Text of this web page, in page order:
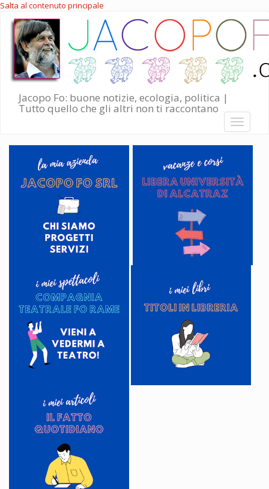
Salta al contenuto principale
Jacopo Fo: buone notizie, ecologia, politica |
Tutto quello che gli altri non ti raccontano
Toggle